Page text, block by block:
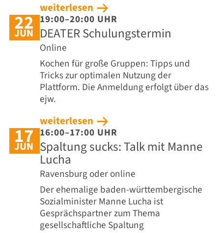
weiterlesen
22
JUN
19:00–20:00 UHR
DEATER Schulungstermin
Online
Kochen für große Gruppen: Tipps und
Tricks zur optimalen Nutzung der
Plattform. Die Anmeldung erfolgt über das
ejw.
weiterlesen
17
JUN
16:00–17:00 UHR
Spaltung sucks: Talk mit Manne
Lucha
Ravensburg oder online
Der ehemalige baden-württembergische
Sozialminister Manne Lucha ist
Gesprächspartner zum Thema
gesellschaftliche Spaltung